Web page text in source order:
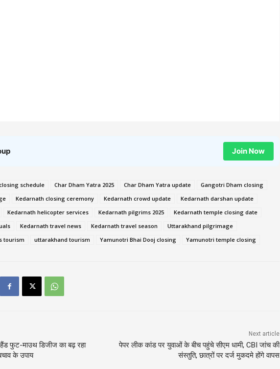
Join Now
schedule Char Dham Yatra 2025 Char Dham Yatra update
Gangotri Dham closing
Kedarnath closing ceremony Kedarnath crowd update
Kedarnath darshan update
Kedarnath helicopter services Kedarnath pilgrims 2025
Kedarnath temple closing date
Kedarnath travel news Kedarnath travel season
Uttarakhand pilgrimage
tourism
uttarakhand tourism Yamunotri Bhai Dooj closing Yamunotri temple closing
फुट-माउथ डिजीज का बढ़ रहा
के उपाय
Next article
पेपर लीक कांड पर युवाओं के बीच पहुंचे सीएम धामी, CBI जांच की
संस्तुति, छात्रों पर दर्ज मुकदमे होंगे वापस